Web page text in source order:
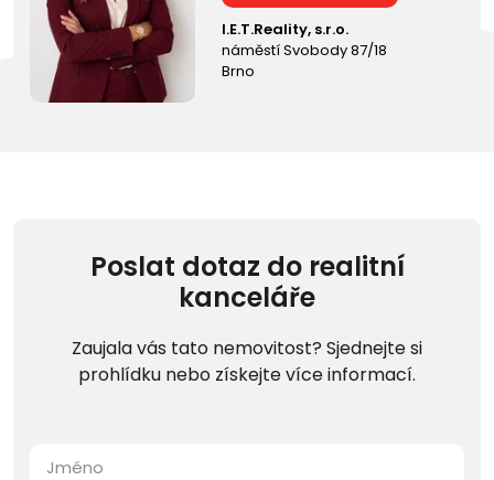
I.E.T.Reality, s.r.o.
náměstí Svobody 87/18
Brno
Poslat dotaz do realitní
kanceláře
Zaujala vás tato nemovitost? Sjednejte si
prohlídku nebo získejte více informací.
Jméno